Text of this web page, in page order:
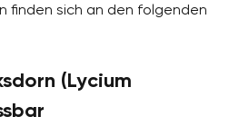
finden sich an den folgenden
(Lycium